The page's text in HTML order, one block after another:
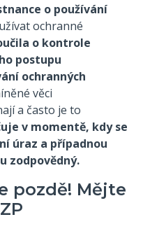
o používání
ochranné
o kontrole
postupu
ochranných
věci
a často je to
v momentě, kdy se
úraz a případnou
zodpovědný.
pozdě! Mějte